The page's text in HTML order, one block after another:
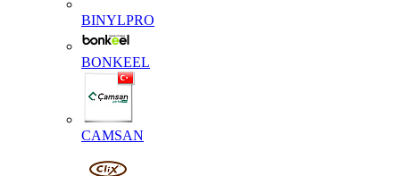
BINYLPRO
BONKEEL
CAMSAN